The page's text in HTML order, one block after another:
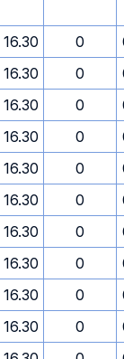
16.30 0
16.30 0
16.30 0
16.30 0
16.30 0
16.30 0
16.30 0
16.30 0
16.30 0
16.30 0